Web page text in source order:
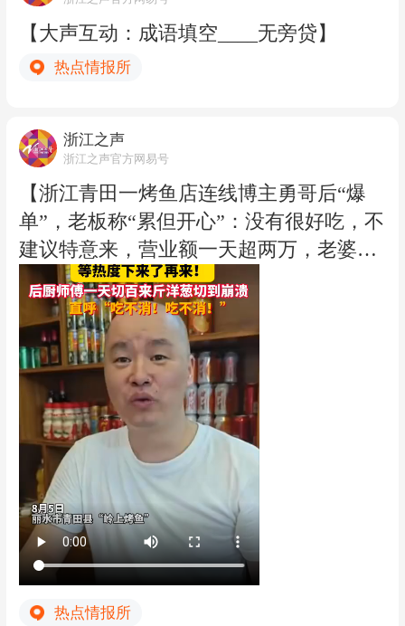
【大声互动：成语填空____无旁贷】
热点情报所
浙江之声
浙江之声官方网易号
【浙江青田一烤鱼店连线博主勇哥后“爆
单”，老板称“累但开心”：没有很好吃，不
建议特意来，营业额一天超两万，老婆五
姐妹都来帮忙】普通县城、店开在斜坡
上、不方便停车、不会推广，这样一个烤
鱼店，却在8月初爆火出圈。
近日，浙江青田一烤鱼店连线博主勇哥后
“爆单”，许多网友纷纷晒出导航截图表示
“高低要去吃一口”。为此，全家，甚至老
婆的五姐妹都来店里帮忙了，但依旧忙得
脚不沾地。 老板黄小光说，他现在忙得不
行，努力服务好客人，但人真的太多了，
已经超出了门店的接待能力，他担心会有
做得不好地方，现在压力也很大。更因为
没有精力接待老顾客，他觉得非常对不起
他们。 至于口味，老板说：“其实也没多
热点情报所